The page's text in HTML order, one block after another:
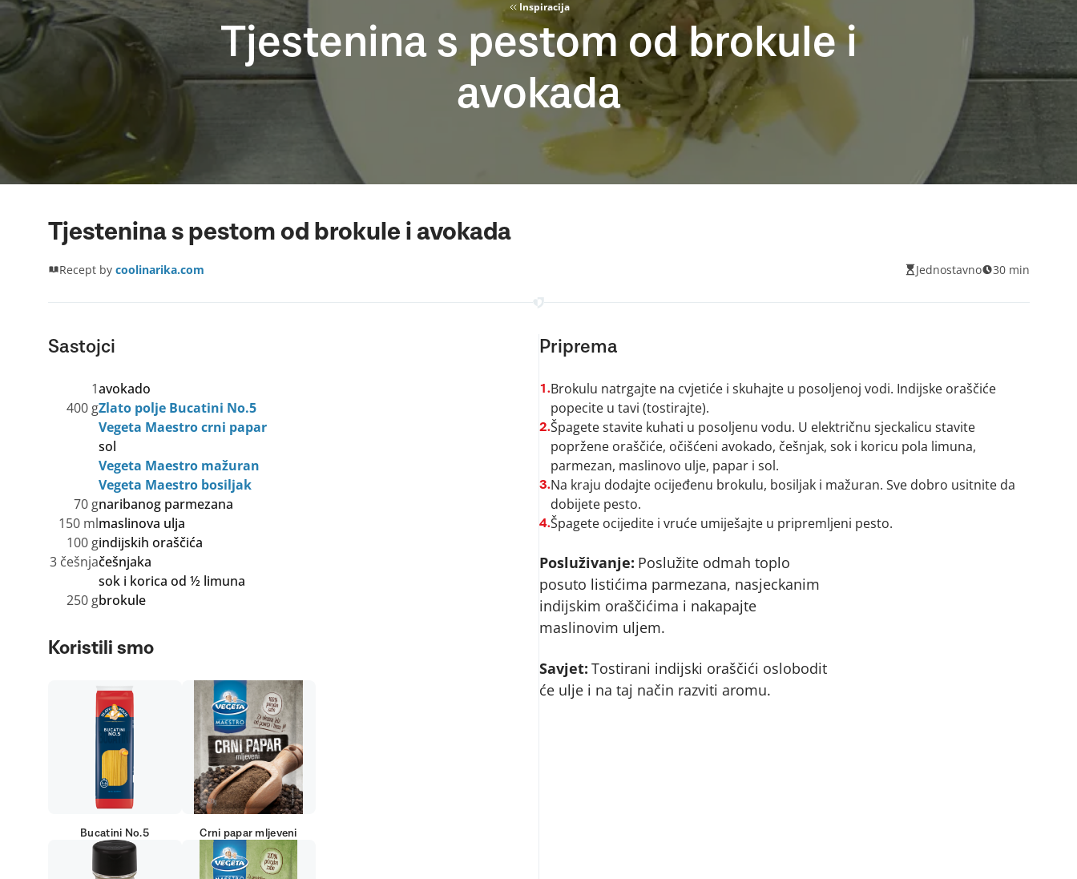
Inspiracija
Tjestenina s pestom od brokule i
avokada
Tjestenina s pestom od brokule i avokada
Recept by coolinarika.com Jednostavno 30 min
Sastojci
1avokado
400 gZlato polje Bucatini No.5
Vegeta Maestro crni papar
sol
Vegeta Maestro mažuran
Vegeta Maestro bosiljak
70 gnaribanog parmezana
150 mlmaslinova ulja
100 gindijskih oraščića
3 češnjačešnjaka
sok i korica od ½ limuna
250 gbrokule
Koristili smo
Bucatini No.5 Crni papar mljeveni
Priprema
1.Brokulu natrgajte na cvjetiće i skuhajte u posoljenoj vodi. Indijske oraščiće
popecite u tavi (tostirajte).
2.Špagete stavite kuhati u posoljenu vodu. U električnu sjeckalicu stavite
popržene oraščiće, očišćeni avokado, češnjak, sok i koricu pola limuna,
parmezan, maslinovo ulje, papar i sol.
3.Na kraju dodajte ocijeđenu brokulu, bosiljak i mažuran. Sve dobro usitnite da
dobijete pesto.
4.Špagete ocijedite i vruće umiješajte u pripremljeni pesto.
Posluživanje: Poslužite odmah toplo
posuto listićima parmezana, nasjeckanim
indijskim oraščićima i nakapajte
maslinovim uljem.
Savjet: Tostirani indijski oraščići oslobodit
će ulje i na taj način razviti aromu.